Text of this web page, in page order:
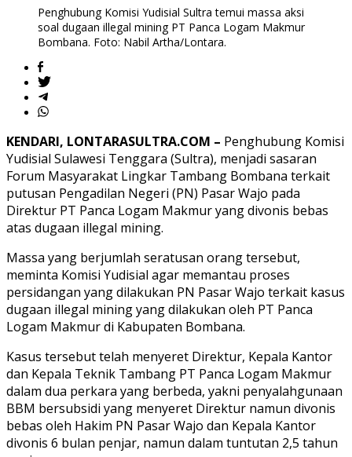
Penghubung Komisi Yudisial Sultra temui massa aksi
soal dugaan illegal mining PT Panca Logam Makmur
Bombana. Foto: Nabil Artha/Lontara.
KENDARI, LONTARASULTRA.COM – Penghubung Komisi
Yudisial Sulawesi Tenggara (Sultra), menjadi sasaran
Forum Masyarakat Lingkar Tambang Bombana terkait
putusan Pengadilan Negeri (PN) Pasar Wajo pada
Direktur PT Panca Logam Makmur yang divonis bebas
atas dugaan illegal mining.
Massa yang berjumlah seratusan orang tersebut,
meminta Komisi Yudisial agar memantau proses
persidangan yang dilakukan PN Pasar Wajo terkait kasus
dugaan illegal mining yang dilakukan oleh PT Panca
Logam Makmur di Kabupaten Bombana.
Kasus tersebut telah menyeret Direktur, Kepala Kantor
dan Kepala Teknik Tambang PT Panca Logam Makmur
dalam dua perkara yang berbeda, yakni penyalahgunaan
BBM bersubsidi yang menyeret Direktur namun divonis
bebas oleh Hakim PN Pasar Wajo dan Kepala Kantor
divonis 6 bulan penjar, namun dalam tuntutan 2,5 tahun